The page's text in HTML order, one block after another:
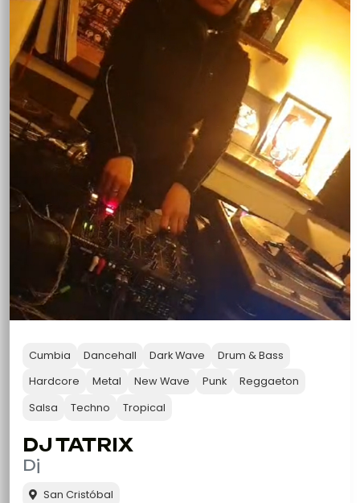
Cumbia Dancehall Dark Wave
Drum & Bass
Hardcore
Metal New Wave Punk
Reggaeton
Salsa
Techno Tropical
DJ TATRIX
Dj
San Cristóbal